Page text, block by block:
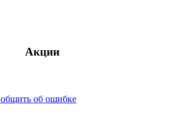
Акции
об ошибке